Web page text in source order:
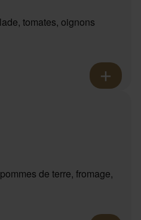
tomates, oignons
de terre, fromage,